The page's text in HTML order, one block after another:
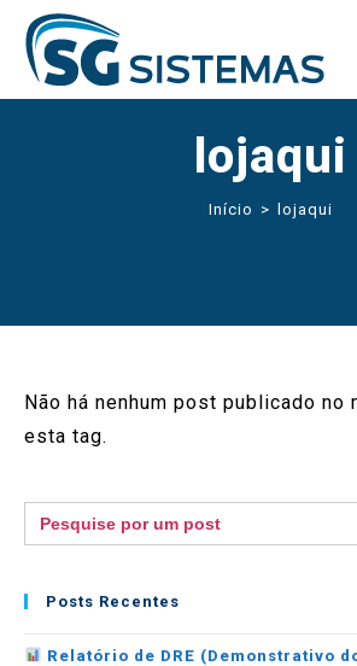
lojaqui
Início > lojaqui
Não há nenhum post publicado no
esta tag.
Search
for:
Posts Recentes
Relatório de DRE (Demonstrativo